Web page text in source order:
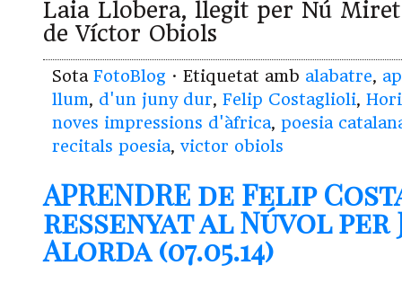
Laia Llobera, llegit per Nú Miret
de Víctor Obiols
Sota FotoBlog · Etiquetat amb alabatre,
llum, d'un juny dur, Felip Costaglioli,
noves impressions d'àfrica, poesia
recitals poesia, victor obiols
APRENDRE de Felip
ressenyat al Núvol per
Alorda (07.05.14)